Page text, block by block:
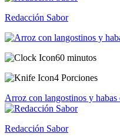
Redacción Sabor
60 minutos
4 Porciones
Arroz con langostinos y
Redacción Sabor